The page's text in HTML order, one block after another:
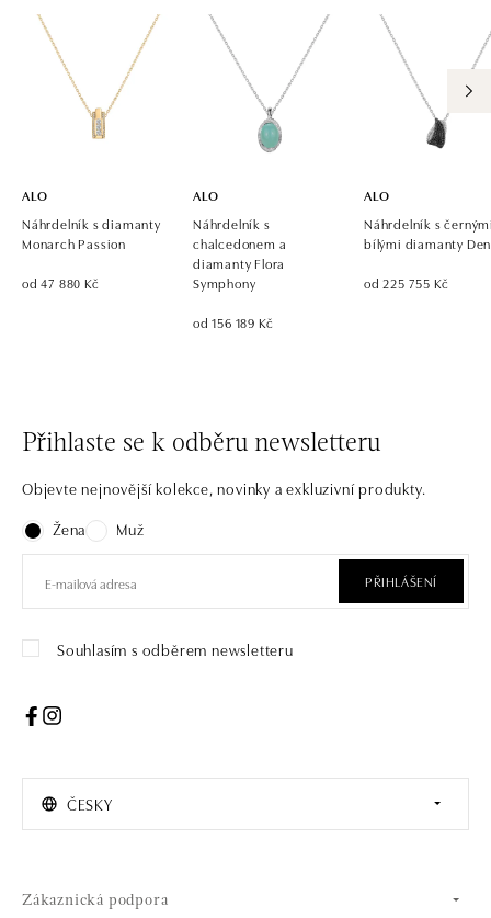
ALO
Náhrdelník s diamanty
Monarch Passion
od 47 880 Kč
ALO
Náhrdelník s
chalcedonem a
diamanty Flora
Symphony
od 156 189 Kč
ALO
Náhrdelník s
bílými diamanty
od 225 755 Kč
Přihlaste se k odběru newsletteru
Objevte nejnovější kolekce, novinky a exkluzivní produkty.
Žena
Muž
PŘIHLÁŠENÍ
Souhlasím s odběrem newsletteru
ČESKY
Zákaznická podpora